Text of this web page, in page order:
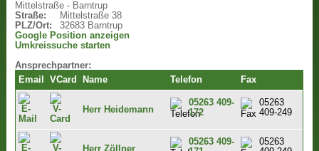
Mittelstraße - Barntrup
Straße:
Mittelstraße 38
PLZ/Ort:
32683 Barntrup
Google Position anzeigen
Umkreissuche starten
Ansprechpartner:
Email
VCard Name Telefon Fax
Herr Heidemann
05263 409-
172
05263
409-249
Herr Zöllner
05263 409-
05263